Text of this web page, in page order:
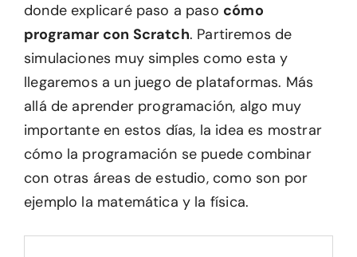
donde explicaré paso a paso cómo
programar con Scratch. Partiremos de
simulaciones muy simples como esta y
llegaremos a un juego de plataformas. Más
allá de aprender programación, algo muy
importante en estos días, la idea es mostrar
cómo la programación se puede combinar
con otras áreas de estudio, como son por
ejemplo la matemática y la física.